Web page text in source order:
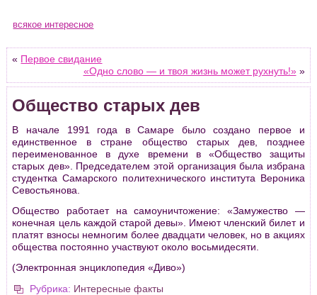
всякое интересное
« Первое свидание
«Одно слово — и твоя жизнь может рухнуть!»»
Общество старых дев
В начале 1991 года в Самаре было создано первое и
единственное в стране общество старых дев, позднее
переименованное в духе времени в «Общество защиты
старых дев». Председателем этой организация была избрана
студентка Самарского политехнического института Вероника
Севостьянова.
Общество работает на самоуничтожение: «Замужество —
конечная цель каждой старой девы». Имеют членский билет и
платят взносы немногим более двадцати человек, но в акциях
общества постоянно участвуют около восьмидесяти.
(Электронная энциклопедия «Диво»)
Рубрика: Интересные факты